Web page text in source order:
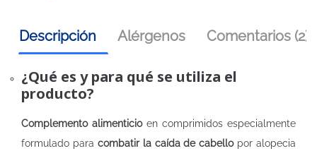
Descripción Alérgenos Comentarios (2)
¿Qué es y para qué se utiliza el
producto?
Complemento alimenticioen comprimidos especialmente
formulado para combatir la caída de cabellopor alopecia